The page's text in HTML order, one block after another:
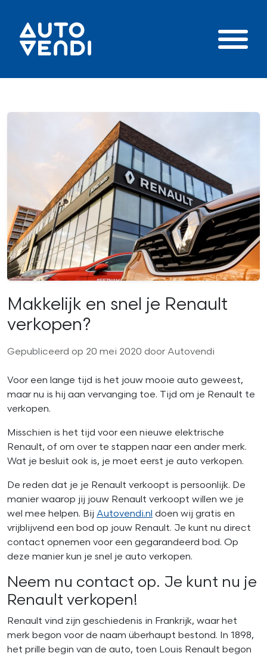
Makkelijk en snel je Renault
verkopen?
Gepubliceerd op 20 mei 2020 door Autovendi
Voor een lange tijd is het jouw mooie auto geweest,
maar nu is hij aan vervanging toe. Tijd om je Renault te
verkopen.
Misschien is het tijd voor een nieuwe elektrische
Renault, of om over te stappen naar een ander merk.
Wat je besluit ook is, je moet eerst je auto verkopen.
De reden dat je je Renault verkoopt is persoonlijk. De
manier waarop jij jouw Renault verkoopt willen we je
wel mee helpen. Bij Autovendi.nl doen wij gratis en
vrijblijvend een bod op jouw Renault. Je kunt nu direct
contact opnemen voor een gegarandeerd bod. Op
deze manier kun je snel je auto verkopen.
Neem nu contact op. Je kunt nu je
Renault verkopen!
Renault vind zijn geschiedenis in Frankrijk, waar het
merk begon voor de naam überhaupt bestond. In 1898,
het prille begin van de auto, toen Louis Renault begon